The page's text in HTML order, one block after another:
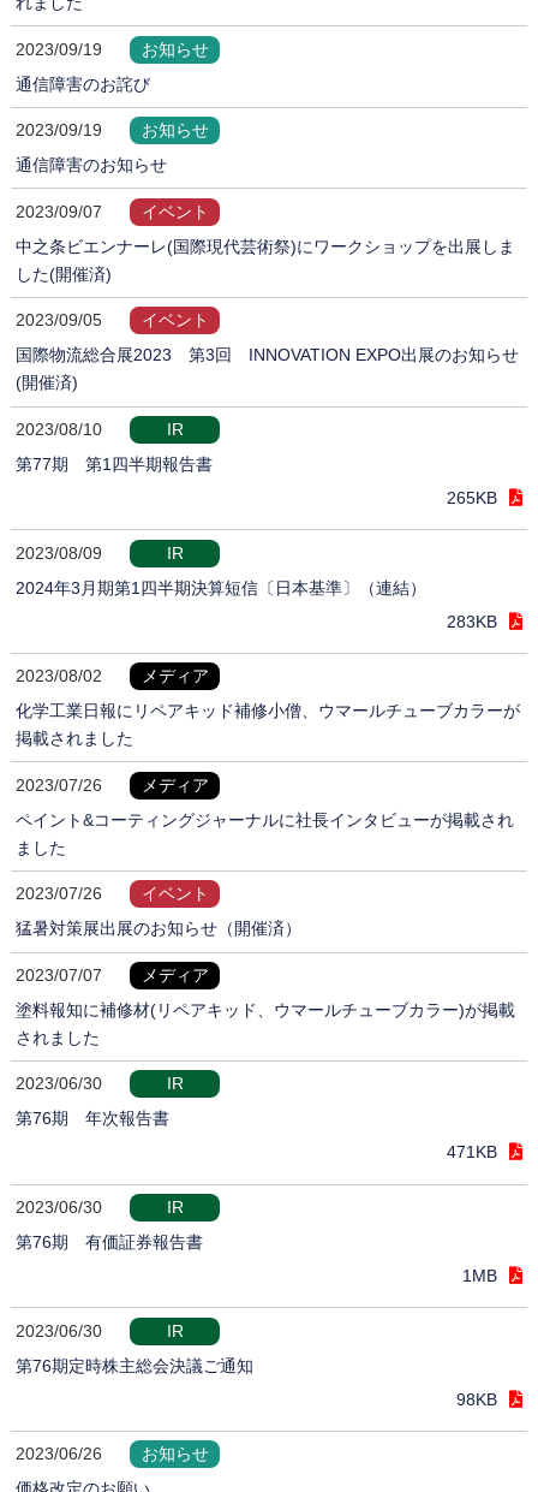
2023/09/19
お知らせ
通信障害のお詫び
2023/09/19
お知らせ
通信障害のお知らせ
2023/09/07
イベント
中之条ビエンナーレ(国際現代芸術祭)にワークショップを出展しま
した(開催済)
2023/09/05
イベント
国際物流総合展2023 第3回 INNOVATION EXPO出展のお知らせ
(開催済)
2023/08/10
IR
第77期 第1四半期報告書
265KB
2023/08/09
IR
2024年3月期第1四半期決算短信〔日本基準〕（連結）
283KB
2023/08/02
メディア
化学工業日報にリペアキッド補修小僧、ウマールチューブカラーが
掲載されました
2023/07/26
メディア
ペイント&コーティングジャーナルに社長インタビューが掲載され
ました
2023/07/26
イベント
猛暑対策展出展のお知らせ（開催済）
2023/07/07
メディア
塗料報知に補修材(リペアキッド、ウマールチューブカラー)が掲載
されました
2023/06/30
IR
第76期 年次報告書
471KB
2023/06/30
IR
第76期 有価証券報告書
1MB
2023/06/30
IR
第76期定時株主総会決議ご通知
98KB
2023/06/26
お知らせ